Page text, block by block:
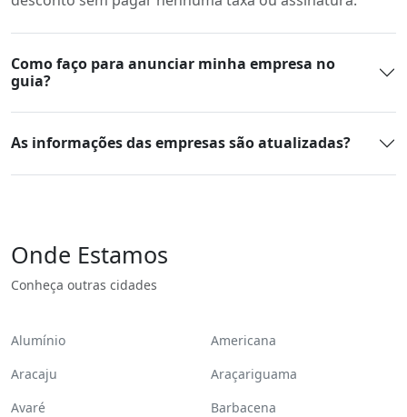
Como faço para anunciar minha empresa no
guia?
As informações das empresas são atualizadas?
Onde Estamos
Conheça outras cidades
Alumínio
Americana
Aracaju
Araçariguama
Avaré
Barbacena